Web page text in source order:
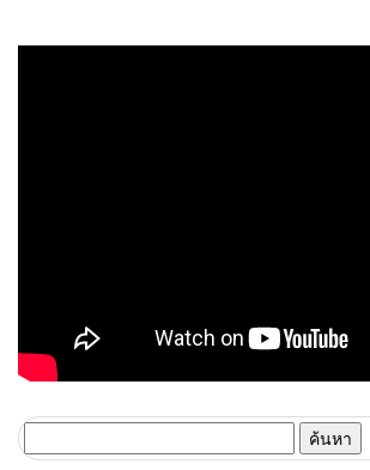
สำหรับ: